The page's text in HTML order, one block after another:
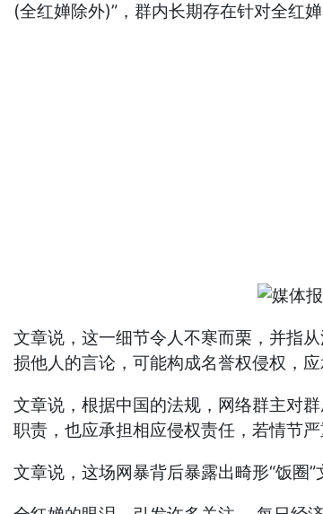
(全红婵除外)”，群内长期存在针对全红
文章说，这一细节令人不寒而栗，并指
损他人的言论，可能构成名誉权侵权，应
文章说，根据中国的法规，网络群主对
职责，也应承担相应侵权责任，若情节
文章说，这场网暴背后暴露出畸形“饭圈